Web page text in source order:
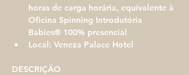
horas de carga horária, equivalente à
Oficina Spinning Introdutória
Babies® 100% presencial
Local: Veneza Palace Hotel
DESCRIÇÃO​​​